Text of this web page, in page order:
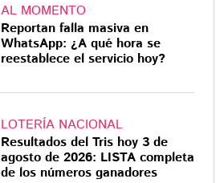
AL MOMENTO
Reportan falla masiva en
WhatsApp: ¿A qué hora se
reestablece el servicio hoy?
LOTERÍA NACIONAL
Resultados del Tris hoy 3 de
agosto de 2026: LISTA completa
de los números ganadores